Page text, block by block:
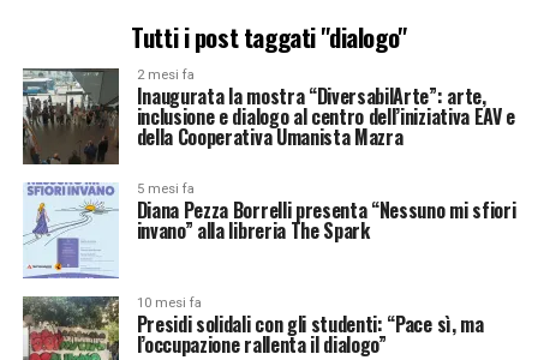
Tutti i post taggati "dialogo"
2 mesi fa
Inaugurata la mostra “DiversabilArte”: arte,
inclusione e dialogo al centro dell’iniziativa EAV e
della Cooperativa Umanista Mazra
5 mesi fa
Diana Pezza Borrelli presenta “Nessuno mi sfiori
invano” alla libreria The Spark
10 mesi fa
Presidi solidali con gli studenti: “Pace sì, ma
l’occupazione rallenta il dialogo”